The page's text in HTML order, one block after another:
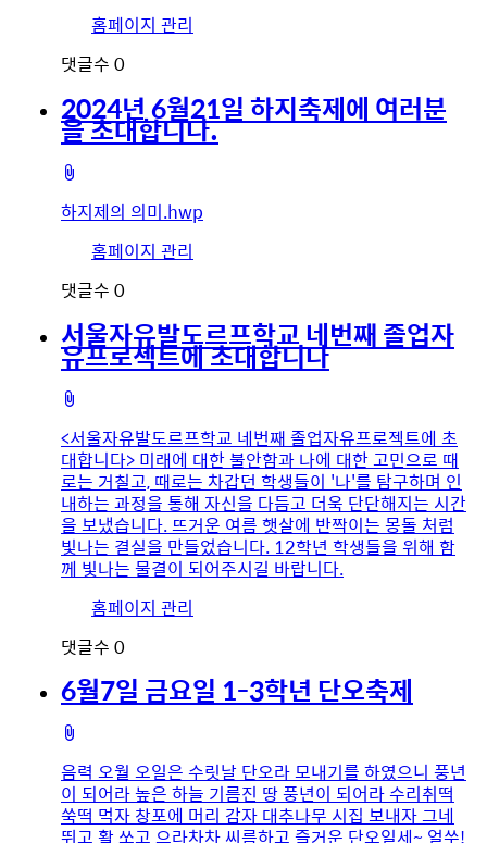
이
지
홈페이지 관리
댓글수 0
2024년 6월21일 하지축제에 여러분
을 초대합니다.
파
하지제의 의미.hwp
이
지
홈페이지 관리
댓글수 0
서울자유발도르프학교 네번째 졸업자
유프로젝트에 초대합니다
파
일
<서울자유발도르프학교 네번째 졸업자유프로젝트에 초
대합니다> 미래에 대한 불안함과 나에 대한 고민으로 때
로는 거칠고, 때로는 차갑던 학생들이 '나'를 탐구하며 인
내하는 과정을 통해 자신을 다듬고 더욱 단단해지는 시간
을 보냈습니다. 뜨거운 여름 햇살에 반짝이는 몽돌 처럼
빛나는 결실을 만들었습니다. 12학년 학생들을 위해 함
께 빛나는 물결이 되어주시길 바랍니다.
이
지
홈페이지 관리
댓글수 0
6월7일 금요일 1-3학년 단오축제
파
일
음력 오월 오일은 수릿날 단오라 모내기를 하였으니 풍년
이 되어라 높은 하늘 기름진 땅 풍년이 되어라 수리취떡
쑥떡 먹자 창포에 머리 감자 대추나무 시집 보내자 그네
뛰고 활 쏘고 으라차차 씨름하고 즐거운 단오일세~ 얼쑤!